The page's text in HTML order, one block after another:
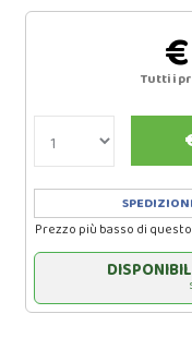
Tutti i
Prezzo più basso di